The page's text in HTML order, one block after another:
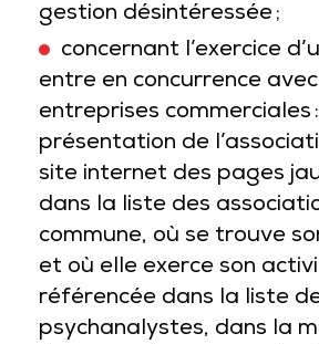
gestion désintéressée ;
concernant l’exercice
entre en concurrence
entreprises commerciales
présentation de
site internet des pages
dans la liste des
commune, où se trouve
et où elle exerce son
référencée dans la liste
psychanalystes, dans la